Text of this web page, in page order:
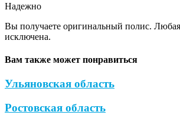
Надежно
Вы получаете оригинальный полис.
исключена.
Вам также может понравиться
Ульяновская область
Ростовская область